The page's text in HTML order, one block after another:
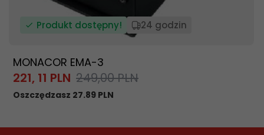
Produkt dostępny! 24 godzin
MONACOR EMA-3
221, 11 PLN 249,00 PLN
Oszczędzasz 27.89 PLN